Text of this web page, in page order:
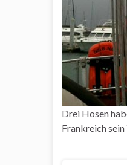
Drei Hosen
Frankreich sein